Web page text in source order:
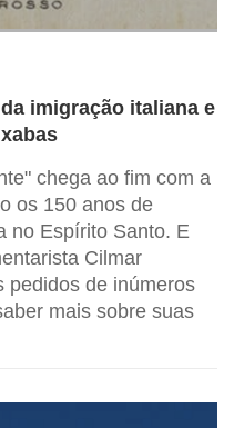
imigração italiana e
chega ao fim com a
os 150 anos de
no Espírito Santo. E
Cilmar
pedidos de inúmeros
mais sobre suas